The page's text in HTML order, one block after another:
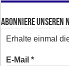
Abonniere unseren
Erhalte einmal
E-Mail*